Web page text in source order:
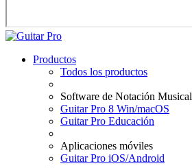
Productos
Todos los productos
Software de Notación Musical
Guitar Pro 8 Win/macOS
Guitar Pro Educación
Aplicaciones móviles
Guitar Pro iOS/Android